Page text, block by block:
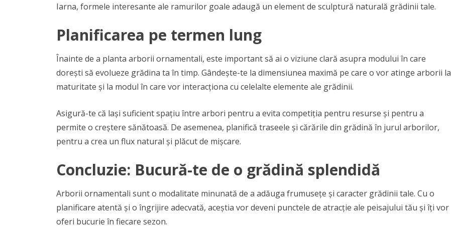
Iarna, formele interesante ale ramurilor goale adaugă un element de sculptură naturală grădinii tale.
Planificarea pe termen lung
Înainte de a planta arborii ornamentali, este important să ai o viziune clară asupra modului în care
dorești să evolueze grădina ta în timp. Gândește-te la dimensiunea maximă pe care o vor atinge arborii la
maturitate și la modul în care vor interacționa cu celelalte elemente ale grădinii.
Asigură-te că lași suficient spațiu între arbori pentru a evita competiția pentru resurse și pentru a
permite o creștere sănătoasă. De asemenea, planifică traseele și cărările din grădină în jurul arborilor,
pentru a crea un flux natural și plăcut de mișcare.
Concluzie: Bucură-te de o grădină splendidă
Arborii ornamentali sunt o modalitate minunată de a adăuga frumusețe și caracter grădinii tale. Cu o
planificare atentă și o îngrijire adecvată, aceștia vor deveni punctele de atracție ale peisajului tău și îți vor
oferi bucurie în fiecare sezon.